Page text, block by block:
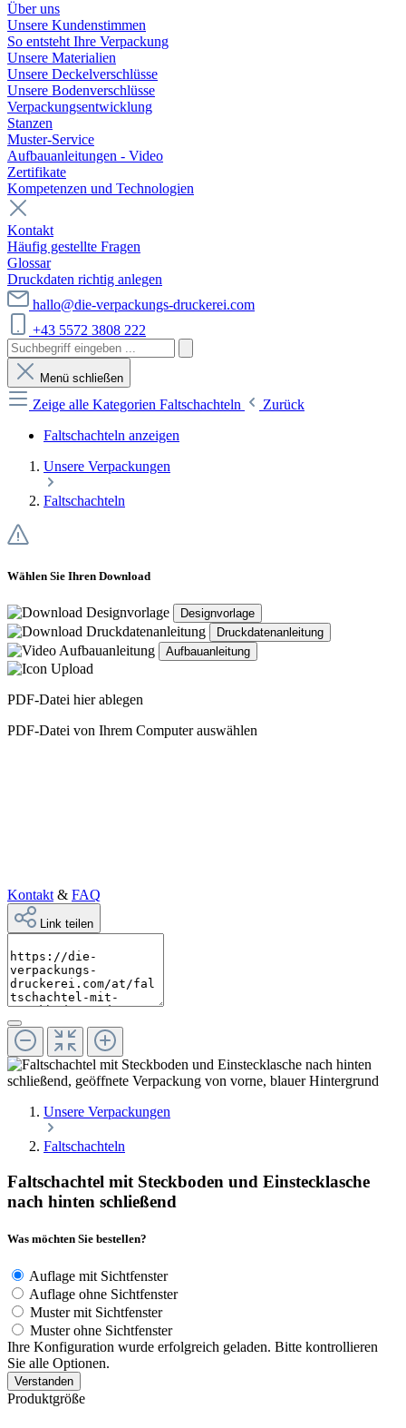
Über uns
Unsere Kundenstimmen
So entsteht Ihre Verpackung
Unsere Materialien
Unsere Deckelverschlüsse
Unsere Bodenverschlüsse
Verpackungsentwicklung
Stanzen
Muster-Service
Aufbauanleitungen - Video
Zertifikate
Kompetenzen und Technologien
Kontakt
Häufig gestellte Fragen
Glossar
Druckdaten richtig anlegen
hallo@die-verpackungs-druckerei.com
+43 5572 3808 222
Menü schließen
Zeige alle Kategorien Faltschachteln
Zurück
Faltschachteln anzeigen
Unsere Verpackungen
Faltschachteln
Wählen Sie Ihren Download
Designvorlage
Druckdatenanleitung
Aufbauanleitung
PDF-Datei hier ablegen
PDF-Datei von Ihrem Computer auswählen
Kontakt & FAQ
Link teilen
Unsere Verpackungen
Faltschachteln
Faltschachtel mit Steckboden und Einstecklasche
nach hinten schließend
Was möchten Sie bestellen?
Auflage mit Sichtfenster
Auflage ohne Sichtfenster
Muster mit Sichtfenster
Muster ohne Sichtfenster
Ihre Konfiguration wurde erfolgreich geladen. Bitte kontrollieren
Sie alle Optionen.
Verstanden
Produktgröße